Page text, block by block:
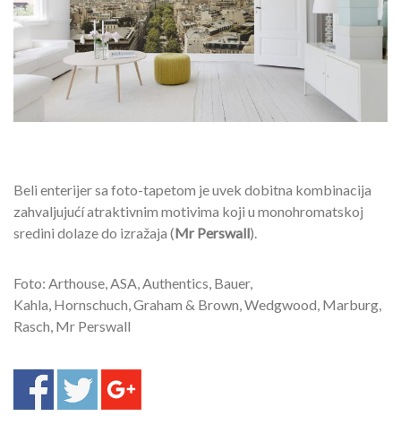
Beli enterijer sa foto-tapetom je uvek dobitna kombinacija
zahvaljujućí atraktivnim motivima koji u monohromatskoj
sredini dolaze do izražaja (Mr Perswall).
Foto: Arthouse, ASA, Authentics, Bauer,
Kahla, Hornschuch, Graham & Brown, Wedgwood, Marburg,
Rasch, Mr Perswall